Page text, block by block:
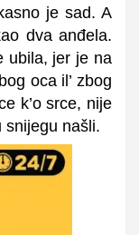
je sad. A
dva anđela.
ubila, jer je na
oca il’ zbog
k’o srce, nije
snijegu našli.